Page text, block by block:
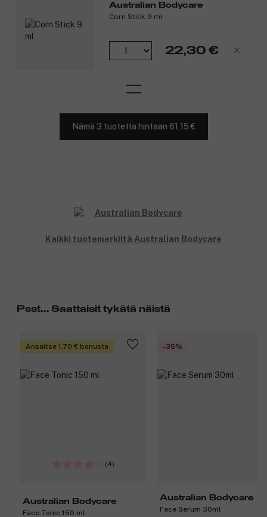
Australian Bodycare
Corn Stick 9 ml
22,30 €
Nämä 3 tuotetta hintaan 61,15 €
Kaikki tuotemerkiltä Australian Bodycare
Psst... Saattaisit tykätä näistä
Ansaitse 1,70 € bonusta
(4)
Australian Bodycare
Face Tonic 150 ml
-35%
Australian Bodycare
Face Serum 30ml